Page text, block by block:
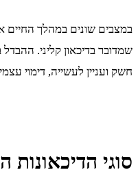
במצבים שונים במהלך החיים
שמדובר בדיכאון קליני. ההבדל
חשק ועניין לעשייה, דימוי
סוגי הדיכאונות